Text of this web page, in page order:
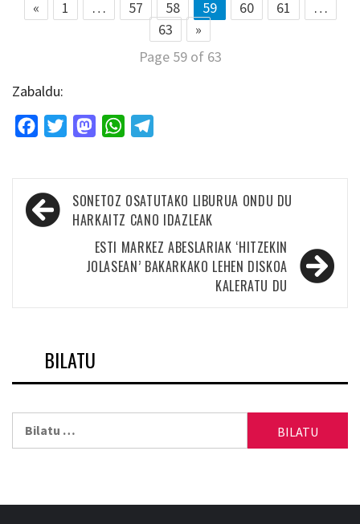
« 1 … 57 58 59 60 61
…
63
»
Page 59 of 63
Zabaldu:
FacebookTwitterMastodonWhatsApp
Bidalketetan
zehar
nabigatu
SONETOZ OSATUTAKO LIBURUA ONDU DU
HARKAITZ CANO IDAZLEAK
ESTI MARKEZ ABESLARIAK ‘HITZEKIN
JOLASEAN’ BAKARKAKO LEHEN DISKOA
KALERATU DU
BILATU